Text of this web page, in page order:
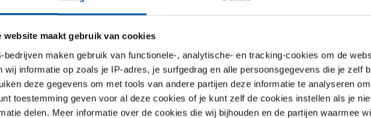
website maakt gebruik van cookies
bedrijven maken gebruik van functionele-, analytische- en tracking-cookies om de
wij informatie op zoals je IP-adres, je surfgedrag en alle persoonsgegevens die je zelf
deze gegevens om met tools van andere partijen deze informatie te analyseren
toestemming geven voor al deze cookies of je kunt zelf de cookies instellen als je
delen. Meer informatie over de cookies die wij bijhouden en de partijen waarmee
Rvs Hf gelaste vierk buis 1.4307 (304L) 10x10x1
Rvs Hf gelaste vierk buis 1.4307 (304L) 12x12x1
Rvs Hf gelaste vierk buis 1.4307 (304L) 15x15x1
Rvs Hf gelaste vierk buis 1.4307 (304L) 16x16x1